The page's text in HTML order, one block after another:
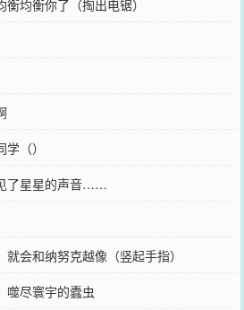
均衡你了（掏出电锯）
（）
了星星的声音……
会和纳努克越像（竖起手指）
噬尽寰宇的蠹虫